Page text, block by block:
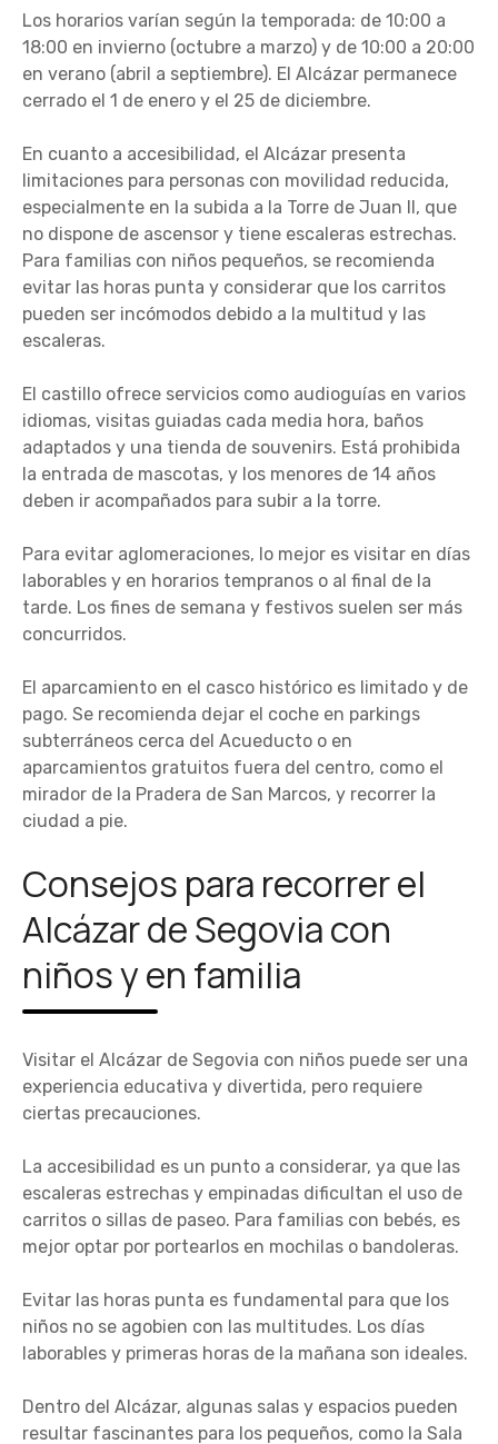
Los horarios varían según la temporada: de 10:00 a
18:00 en invierno (octubre a marzo) y de 10:00 a 20:00
en verano (abril a septiembre). El Alcázar permanece
cerrado el 1 de enero y el 25 de diciembre.
En cuanto a accesibilidad, el Alcázar presenta
limitaciones para personas con movilidad reducida,
especialmente en la subida a la Torre de Juan II, que
no dispone de ascensor y tiene escaleras estrechas.
Para familias con niños pequeños, se recomienda
evitar las horas punta y considerar que los carritos
pueden ser incómodos debido a la multitud y las
escaleras.
El castillo ofrece servicios como audioguías en varios
idiomas, visitas guiadas cada media hora, baños
adaptados y una tienda de souvenirs. Está prohibida
la entrada de mascotas, y los menores de 14 años
deben ir acompañados para subir a la torre.
Para evitar aglomeraciones, lo mejor es visitar en días
laborables y en horarios tempranos o al final de la
tarde. Los fines de semana y festivos suelen ser más
concurridos.
El aparcamiento en el casco histórico es limitado y de
pago. Se recomienda dejar el coche en parkings
subterráneos cerca del Acueducto o en
aparcamientos gratuitos fuera del centro, como el
mirador de la Pradera de San Marcos, y recorrer la
ciudad a pie.
Consejos para recorrer el
Alcázar de Segovia con
niños y en familia
Visitar el Alcázar de Segovia con niños puede ser una
experiencia educativa y divertida, pero requiere
ciertas precauciones.
La accesibilidad es un punto a considerar, ya que las
escaleras estrechas y empinadas dificultan el uso de
carritos o sillas de paseo. Para familias con bebés, es
mejor optar por portearlos en mochilas o bandoleras.
Evitar las horas punta es fundamental para que los
niños no se agobien con las multitudes. Los días
laborables y primeras horas de la mañana son ideales.
Dentro del Alcázar, algunas salas y espacios pueden
resultar fascinantes para los pequeños, como la Sala